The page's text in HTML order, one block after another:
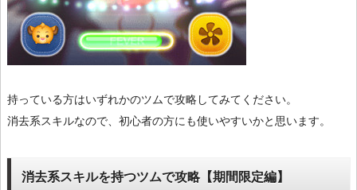
持っている方はいずれかのツムで攻略してみてください。
消去系スキルなので、初心者の方にも使いやすいかと思います。
消去系スキルを持つツムで攻略【期間限定編】